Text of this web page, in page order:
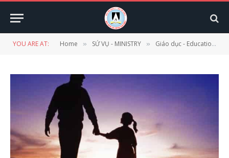
YOU ARE AT: Home » SỨ VỤ - MINISTRY » Giáo dục - Education